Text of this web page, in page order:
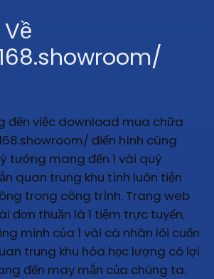
đến việc download mua chữa
điển hình cũng
tưởng mang đến 1 vài quý
quan trung khu tình luôn tiện
trong công trình. Trang web
đơn thuần là 1 tiệm trực tuyến;
minh của 1 vài cá nhân lôi cuốn
trung khu hóa học lượng có lợi
đến may mắn của chúng ta.